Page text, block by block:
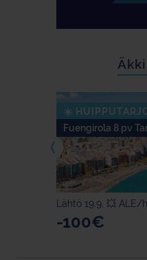
☀️
Fuengirola 8 pv
Lähtö 19.9. 💥 ALE/
-100€